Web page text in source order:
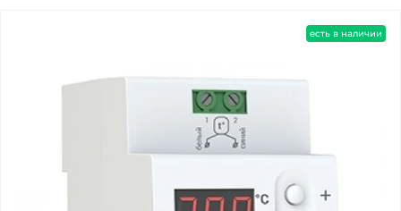
есть в наличии